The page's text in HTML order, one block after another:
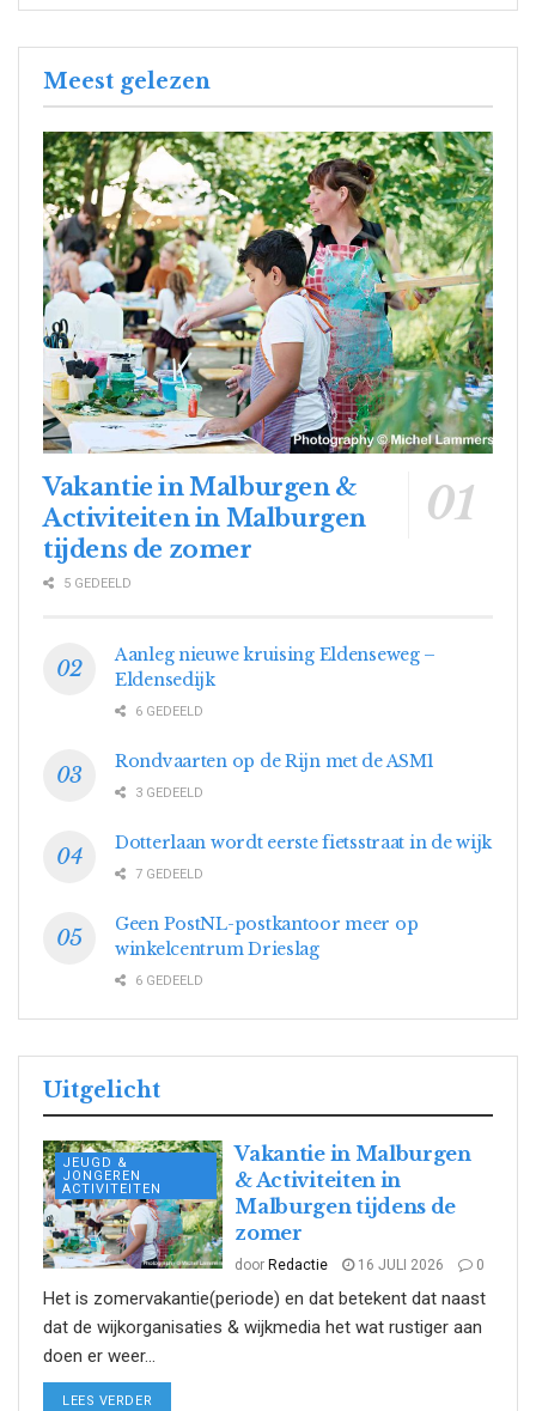
Meest gelezen
Vakantie in Malburgen &
Activiteiten in Malburgen
tijdens de zomer
5 GEDEELD
Aanleg nieuwe kruising Eldenseweg –
Eldensedijk
6 GEDEELD
Rondvaarten op de Rijn met de ASM1
3 GEDEELD
Dotterlaan wordt eerste fietsstraat in de wijk
7 GEDEELD
Geen PostNL-postkantoor meer op
winkelcentrum Drieslag
6 GEDEELD
Uitgelicht
JEUGD &
JONGEREN
ACTIVITEITEN
Vakantie in Malburgen
& Activiteiten in
Malburgen tijdens de
zomer
door Redactie 16 JULI 2026 0
Het is zomervakantie(periode) en dat betekent dat naast
dat de wijkorganisaties & wijkmedia het wat rustiger aan
doen er weer...
LEES VERDER